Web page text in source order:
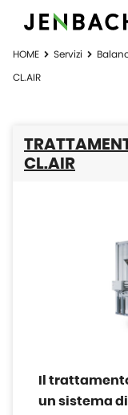
HOME Servizi
CL.AIR
CL.AIR
Il
un sistema